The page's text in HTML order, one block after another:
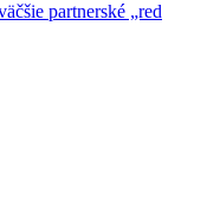
partnerské „red